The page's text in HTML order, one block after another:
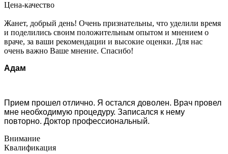
Цена-качество
Жанет, добрый день! Очень признательны, что уделили время
и поделились своим положительным опытом и мнением о
враче, за ваши рекомендации и высокие оценки. Для нас
очень важно Ваше мнение. Спасибо!
Адам
Прием прошел отлично. Я остался доволен. Врач провел
мне необходимую процедуру. Записался к нему
повторно. Доктор профессиональный.
Внимание
Квалификация